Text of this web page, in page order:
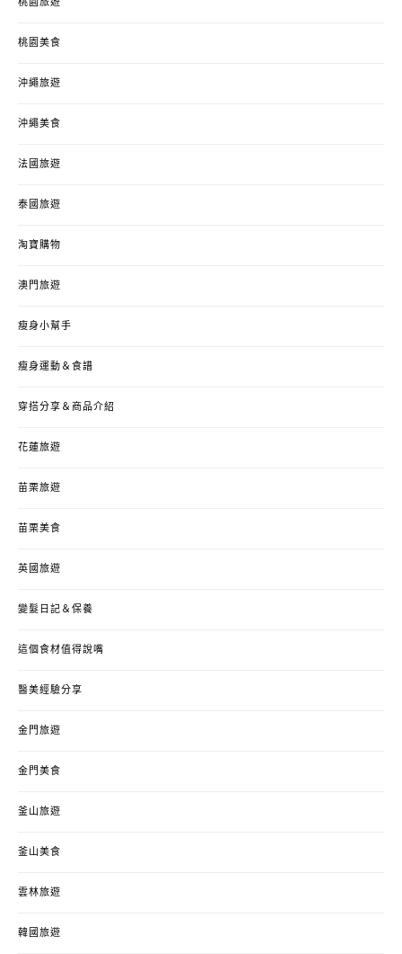
桃園旅遊
桃園美食
沖繩旅遊
沖繩美食
法國旅遊
泰國旅遊
淘寶購物
澳門旅遊
瘦身小幫手
瘦身運動＆食譜
穿搭分享＆商品介紹
花蓮旅遊
苗栗旅遊
苗栗美食
英國旅遊
變髮日記＆保養
這個食材值得說嘴
醫美經驗分享
金門旅遊
金門美食
釜山旅遊
釜山美食
雲林旅遊
韓國旅遊